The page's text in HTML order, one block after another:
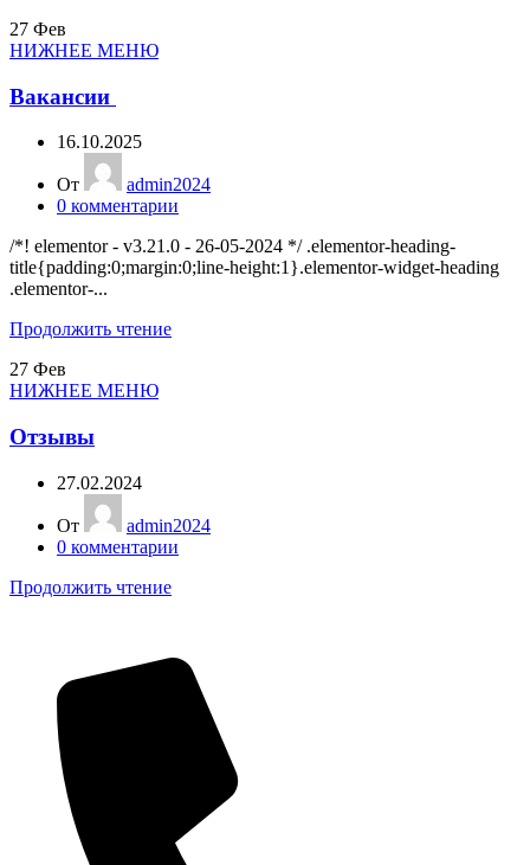
27 Фев
НИЖНЕЕ МЕНЮ
Вакансии
16.10.2025
От
admin2024
0 комментарии
/*! elementor - v3.21.0 - 26-05-2024 */ .elementor-heading-
title{padding:0;margin:0;line-height:1}.elementor-widget-heading
.elementor-...
Продолжить чтение
27 Фев
НИЖНЕЕ МЕНЮ
Отзывы
27.02.2024
От
admin2024
0 комментарии
Продолжить чтение